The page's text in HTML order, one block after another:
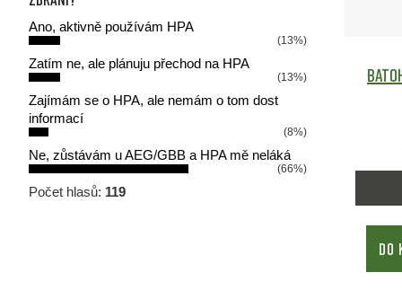
Ano, aktivně používám HPA
(13%)
Zatím ne, ale plánuju přechod na HPA
(13%)
Zajímám se o HPA, ale nemám o tom dost
informací
(8%)
Ne, zůstávám u AEG/GBB a HPA mě neláká
(66%)
Počet hlasů: 119
DO